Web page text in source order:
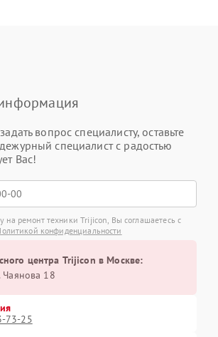
вопрос специалисту, оставьте
специалист с радостью
Вас!
на ремонт техники Trijicon, Вы соглашаетесь с
конфиденциальности
центра Trijicon в Москве:
Чаянова 18
73-25